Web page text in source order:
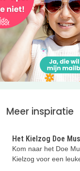
Meer inspiratie
Het Kielzog Doe
Kom naar het Doe
Kielzog voor een